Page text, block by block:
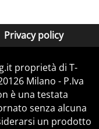
Privacy policy
proprietà di T-
Milano - P.Iva
è una testata
senza alcuna
un prodotto